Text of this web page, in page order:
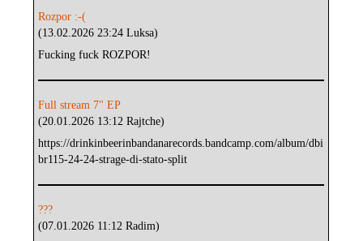
Rozpor :-(
(13.02.2026 23:24 Luksa)
Fucking fuck ROZPOR!
Full stream 7" EP
(20.01.2026 13:12 Rajtche)
https://drinkinbeerinbandanarecords.bandcamp.com/album/dbi
br115-24-24-strage-di-stato-split
???
(07.01.2026 11:12 Radim)